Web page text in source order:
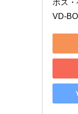
ボス
VD-